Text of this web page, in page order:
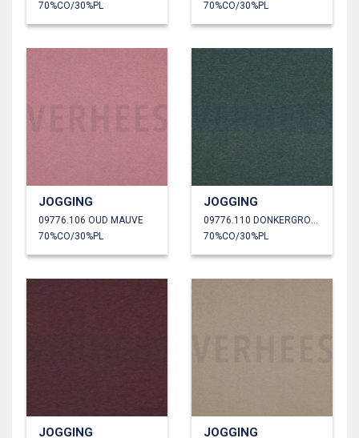
70%CO/30%PL
70%CO/30%PL
JOGGING
09776.106 OUD MAUVE
70%CO/30%PL
JOGGING
09776.110 DONKERGROEN GEMÊLEERD
70%CO/30%PL
JOGGING JOGGING